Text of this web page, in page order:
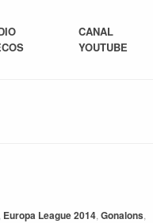
CANAL
YOUTUBE
Europa League 2014, Gonalons,